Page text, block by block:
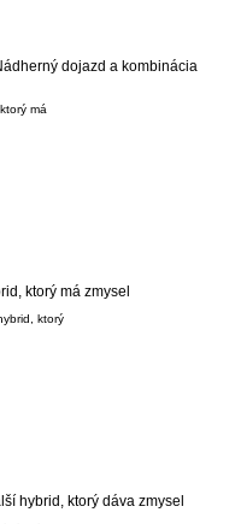
dojazd a kombinácia
ktorý má zmysel
hybrid, ktorý dáva zmysel